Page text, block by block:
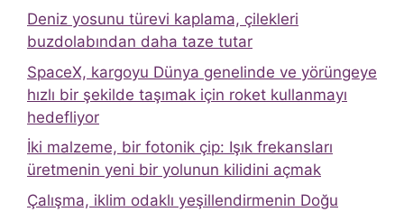
Deniz yosunu türevi kaplama, çilekleri
buzdolabından daha taze tutar
SpaceX, kargoyu Dünya genelinde ve yörüngeye
hızlı bir şekilde taşımak için roket kullanmayı
hedefliyor
İki malzeme, bir fotonik çip: Işık frekansları
üretmenin yeni bir yolunun kilidini açmak
Çalışma, iklim odaklı yeşillendirmenin Doğu